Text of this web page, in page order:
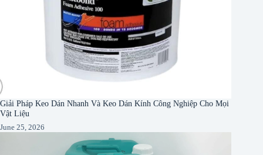
Giải Pháp Keo Dán Nhanh Và Keo Dán Kính Công Nghiệp Cho Mọi
Vật Liệu
June 25, 2026